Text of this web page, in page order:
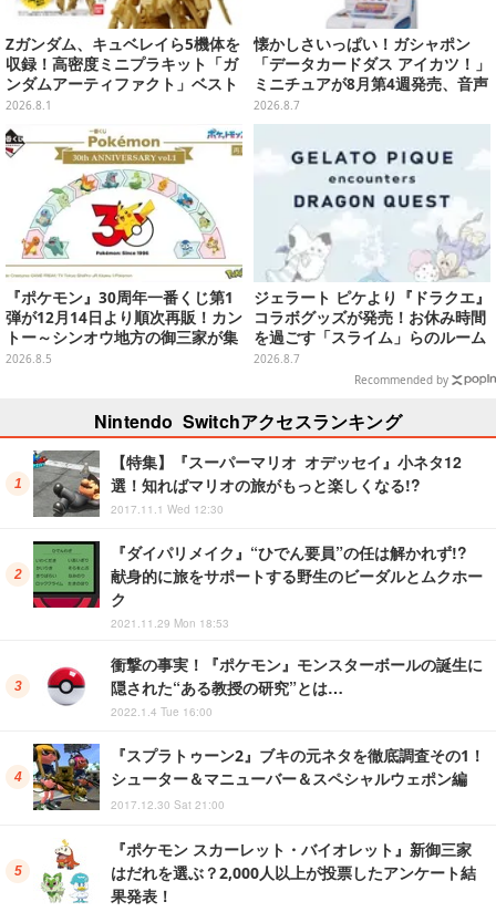
Zガンダム、キュベレイら5機体を
収録！高密度ミニプラキット「ガ
ンダムアーティファクト」ベスト
セレクションが10月発売
2026.8.1
懐かしさいっぱい！ガシャポン
「データカードダス アイカツ！」
ミニチュアが8月第4週発売、音声
が流れる特別仕様も当たる
2026.8.7
『ポケモン』30周年一番くじ第1
弾が12月14日より順次再販！カン
トー～シンオウ地方の御三家が集
まった時計、ぬいぐるみなど記念
2026.8.5
ジェラート ピケより『ドラクエ』
コラボグッズが発売！お休み時間
を過ごす「スライム」らのルーム
ウェア、雑貨など多数ラインナッ
2026.8.7
Recommended by
Nintendo Switchアクセスランキング
【特集】『スーパーマリオ オデッセイ』小ネタ12
選！知ればマリオの旅がもっと楽しくなる!?
2017.11.1 Wed 12:30
『ダイパリメイク』“ひでん要員”の任は解かれず!?
献身的に旅をサポートする野生のビーダルとムクホー
ク
2021.11.29 Mon 18:53
衝撃の事実！『ポケモン』モンスターボールの誕生に
隠された“ある教授の研究”とは…
2022.1.4 Tue 16:00
『スプラトゥーン2』ブキの元ネタを徹底調査その1！
シューター＆マニューバー＆スペシャルウェポン編
2017.12.30 Sat 21:00
『ポケモン スカーレット・バイオレット』新御三家
はだれを選ぶ？2,000人以上が投票したアンケート結
果発表！